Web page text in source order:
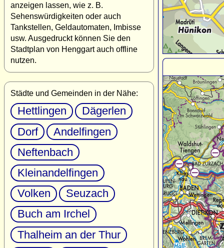
anzeigen lassen, wie z. B.
Sehenswürdigkeiten oder auch
Tankstellen, Geldautomaten, Imbisse
usw. Ausgedruckt können Sie den
Stadtplan von Henggart auch offline
nutzen.
Städte und Gemeinden in der Nähe:
Hettlingen
Dägerlen
Dorf
Andelfingen
Neftenbach
Kleinandelfingen
Volken
Seuzach
Buch am Irchel
Thalheim an der Thur